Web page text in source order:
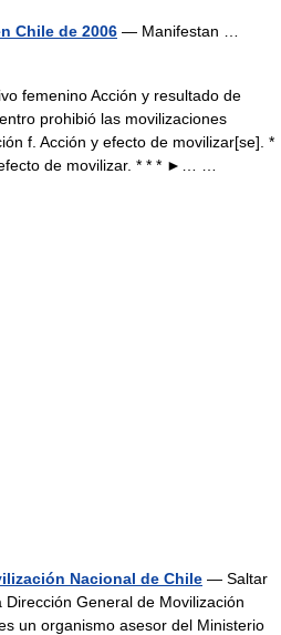
Chile de 2006 — Manifestan …
femenino Acción y resultado de
prohibió las movilizaciones
f. Acción y efecto de movilizar[se]. *
de movilizar. * * * ►… …
Nacional de Chile — Saltar
General de Movilización
un organismo asesor del Ministerio